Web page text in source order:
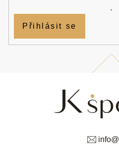
info@
.
Přihlásit se